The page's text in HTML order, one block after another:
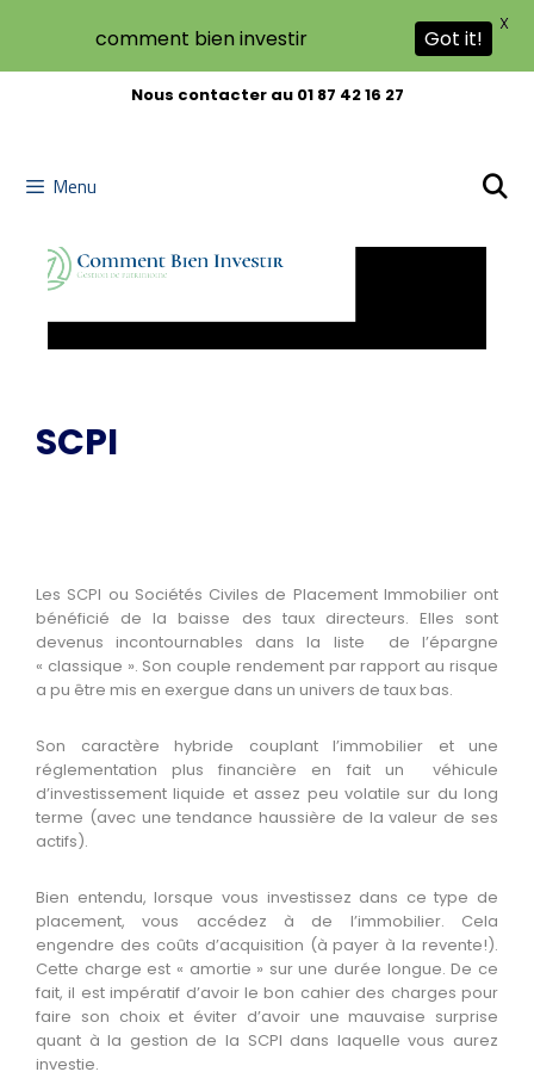
Nous contacter au 01 87 42 16 27
Menu
SCPI
Les SCPI ou Sociétés Civiles de Placement Immobilier ont
bénéficié de la baisse des taux directeurs. Elles sont
devenus incontournables dans la liste de l’épargne
« classique ». Son couple rendement par rapport au risque
a pu être mis en exergue dans un univers de taux bas.
Son caractère hybride couplant l’immobilier et une
réglementation plus financière en fait un véhicule
d’investissement liquide et assez peu volatile sur du long
terme (avec une tendance haussière de la valeur de ses
actifs).
Bien entendu, lorsque vous investissez dans ce type de
placement, vous accédez à de l’immobilier. Cela
engendre des coûts d’acquisition (à payer à la revente!).
Cette charge est « amortie » sur une durée longue. De ce
fait, il est impératif d’avoir le bon cahier des charges pour
faire son choix et éviter d’avoir une mauvaise surprise
quant à la gestion de la SCPI dans laquelle vous aurez
investie.
comment bien investir Got it!
X